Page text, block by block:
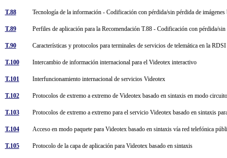
T.88 Tecnología de la información - Codificación con pérdida/sin pérdida de
T.89 Perfiles de aplicación para la Recomendación T.88 - Codificación con pérdida/
T.90 Características y protocolos para terminales de servicios de telemática en la
T.100 Intercambio de información internacional para el Videotex interactivo
T.101 Interfuncionamiento internacional de servicios Videotex
T.102 Protocolos de extremo a extremo de Videotex basado en sintaxis en modo
T.103 Protocolos de extremo a extremo para el servicio Videotex basado en sintaxis
T.104 Acceso en modo paquete para Videotex basado en sintaxis vía red telefónica
T.105 Protocolo de la capa de aplicación para Videotex basado en sintaxis